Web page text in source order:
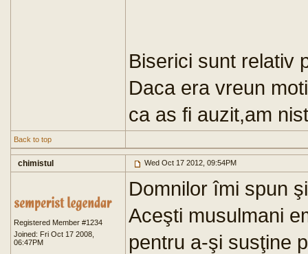
Biserici sunt relativ
Daca era vreun
ca as fi auzit,am
Back to top
chimistul Wed Oct 17 2012, 09:54PM
Registered Member #1234
Joined: Fri Oct 17 2008,
06:47PM
Domnilor îmi spun
Aceşti musulmani
pentru a-şi susţine